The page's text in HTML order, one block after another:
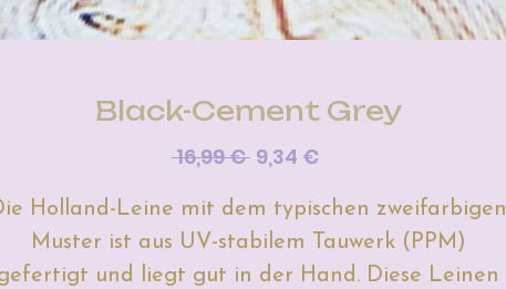
Black-Cement Grey
16,99 € Standardpreis
9,34 €Sale-
Holland-Leine mit dem typischen zweifarbigen
Muster ist aus UV-stabilem Tauwerk (PPM)
und liegt gut in der Hand. Diese Leinen